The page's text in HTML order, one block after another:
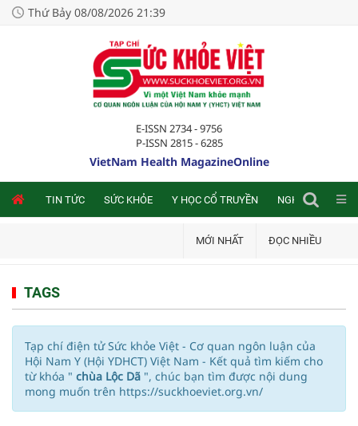
Thứ Bảy 08/08/2026 21:39
E-ISSN 2734 - 9756
P-ISSN 2815 - 6285
VietNam Health MagazineOnline
TIN TỨC SỨC KHỎE Y HỌC CỔ TRUYỀN NGHIÊN CỨU
MỚI NHẤT ĐỌC NHIỀU
TAGS
Tạp chí điện tử Sức khỏe Việt - Cơ quan ngôn luận của
Hội Nam Y (Hội YDHCT) Việt Nam - Kết quả tìm kiếm cho
từ khóa " chùa Lộc Dã ", chúc bạn tìm được nội dung
mong muốn trên https://suckhoeviet.org.vn/